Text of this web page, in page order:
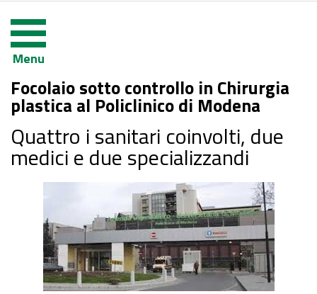
Modena
Menu
Focolaio sotto controllo in Chirurgia
plastica al Policlinico di Modena
Quattro i sanitari coinvolti, due
medici e due specializzandi